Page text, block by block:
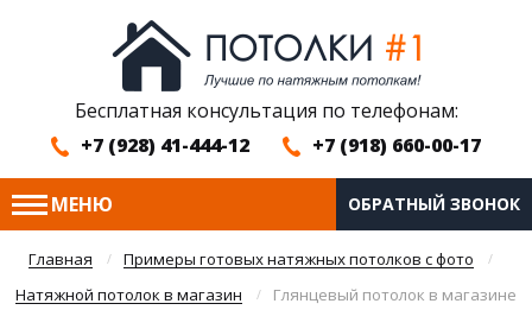
Бесплатная консультация по телефонам:
+7 (928) 41-444-12
+7 (918) 660-00-17
МЕНЮ ОБРАТНЫЙ ЗВОНОК
Главная
Примеры готовых натяжных потолков с фото
Натяжной потолок в магазин
Глянцевый потолок в магазине